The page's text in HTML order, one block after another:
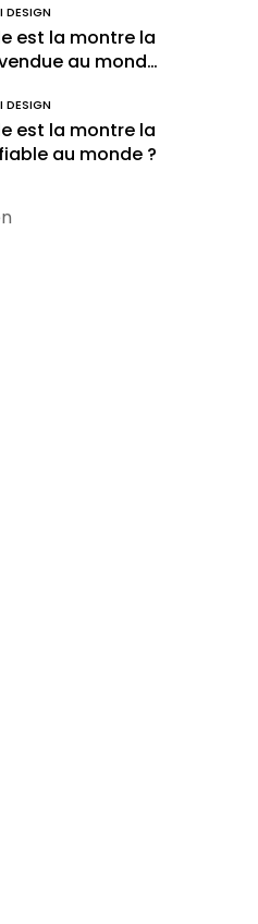
DESIGN
est la montre la
au monde
DESIGN
est la montre la
au monde ?